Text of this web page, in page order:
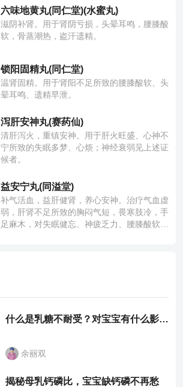
六味地黄丸(同仁堂)(水蜜丸)
滋阴补肾。用于肾阴亏损，头晕耳鸣，腰膝酸
软，骨蒸潮热，盗汗遗精。
锁阳固精丸(同仁堂)
温肾固精。用于肾阳不足所致的腰膝酸软、头
晕耳鸣、遗精早泄。
泻肝安神丸(赛药仙)
清肝泻火，重镇安神。用于肝火旺盛、心神不
宁所致的失眠多梦、心烦；神经衰弱见上述证
候者。
益安宁丸(同溢堂)
补气活血，益肝健肾，养心安神。治疗气血虚
弱，肝肾不足所致的胸闷气短，畏寒肢冷，手
足麻木，对失眠健忘、神疲乏力、腰膝酸软也
什么是乳糖不耐受？对宝宝有什么影响？
余丽双
揭秘母乳钙磷比，宝宝缺钙磷不再愁